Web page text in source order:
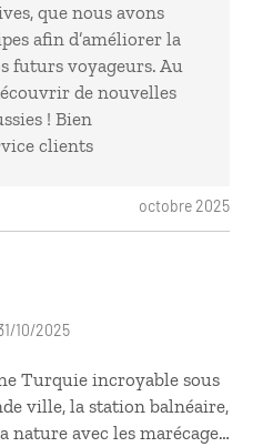
octobre 2025
que nous avons
afin d’améliorer la
futurs voyageurs. Au
de nouvelles
! Bien
clients
Turquie incroyable sous
ville, la station balnéaire,
nature avec les marécages
10/2025